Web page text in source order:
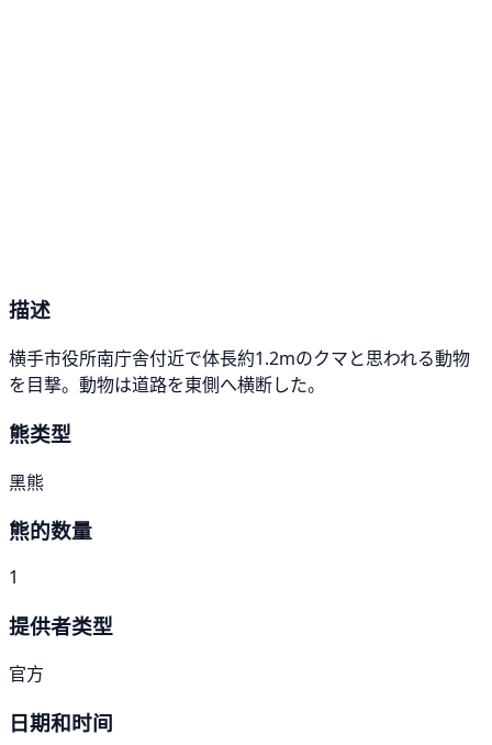
描述
横手市役所南庁舎付近で体長約1.2mのクマと思われる動物
を目撃。動物は道路を東側へ横断した。
熊类型
黑熊
熊的数量
1
提供者类型
官方
日期和时间